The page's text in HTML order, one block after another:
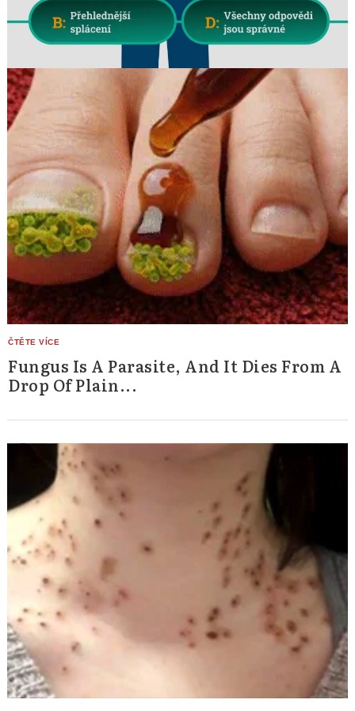
Fungus Is A Parasite, And It Dies From A
Drop Of Plain...